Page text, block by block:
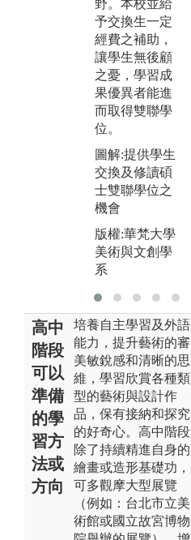
野。本校並給
予交換生一定
經費之補助，
讓學生無後顧
之憂，學習成
果優異者能進
而取得雙聯學
位。
圖解:提供學生
交換及修讀碩
士雙聯學位之
機會
版權:華梵大學
美術與文創學
系
高中
階段
可以
準備
的學
習方
法或
方向
培養自主學習及外語
能力，提升藝術的審
美敏銳感和清晰的思
維，學習欣賞各種類
型的藝術與設計作
品，保有接納和探究
的好奇心。高中階段
除了持續精進自身的
繪畫或造形基礎功，
可多觀摩大型展覽
（例如：台北市立美
術館或國立故宮博物